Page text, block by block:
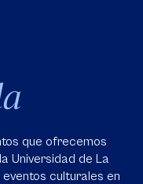
que ofrecemos
Universidad de La
culturales en